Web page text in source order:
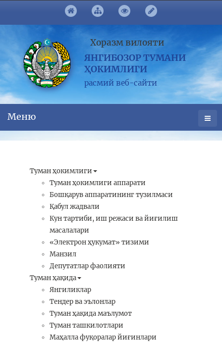
Хоразм вилояти
ЯНГИБОЗОР ТУМАНИ
ҲОКИМЛИГИ
расмий веб-сайти
Меню
Туман ҳокимлиги
Туман ҳокимлиги аппарати
Бошқарув аппаратининг тузилмаси
Қабул жадвали
Кун тартиби, иш режаси ва йиғилиш
масалалари
«Электрон ҳукумат» тизими
Манзил
Депутатлар фаолияти
Туман ҳақида
Янгиликлар
Тендер ва эълонлар
Туман ҳақида маълумот
Туман ташкилотлари
Маҳалла фуқоралар йиғинлари